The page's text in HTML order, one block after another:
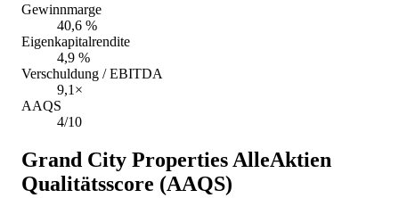
Gewinnmarge
40,6 %
Eigenkapitalrendite
4,9 %
Verschuldung / EBITDA
9,1×
AAQS
4/10
Grand City Properties AlleAktien
Qualitätsscore (AAQS)